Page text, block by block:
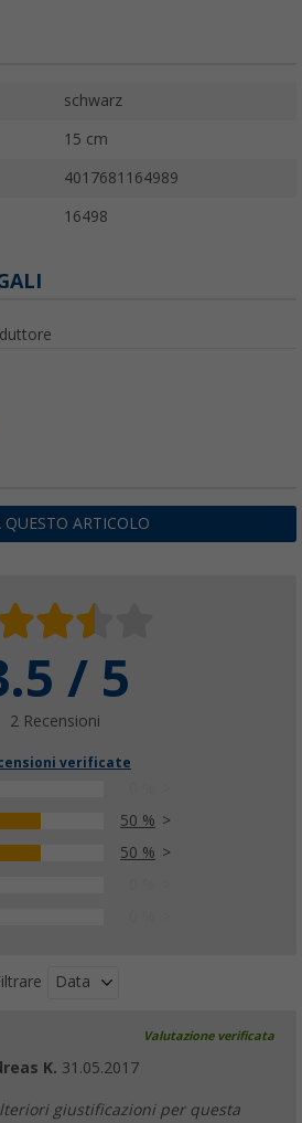
schwarz
15 cm
4017681164989
16498
QUESTO ARTICOLO
/ 5
2 Recensioni
verificate
50 %
50 %
Data
Valutazione verificata
K. 31.05.2017
giustificazioni per questa